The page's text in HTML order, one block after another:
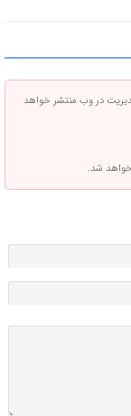
در وب منتشر خواهد
شد.